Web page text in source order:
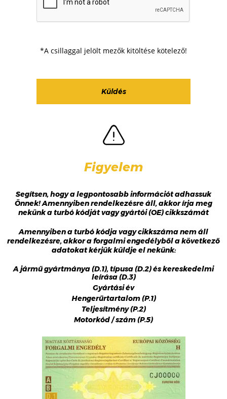
*A csillaggal jelölt mezők kitöltése kötelező!
Figyelem
Segítsen, hogy a legpontosabb információt adhassuk
Önnek! Amennyiben rendelkezésre áll, akkor írja meg
nekünk a turbó kódját vagy gyártói (OE) cikkszámát
Amennyiben a turbó kódja vagy cikkszáma nem áll
rendelkezésre, akkor a forgalmi engedélyből a következő
adatokat kérjük küldje el nekünk:
A jármű gyártmánya (D.1), típusa (D.2) és kereskedelmi
leírása (D.3)
Gyártási év
Hengerűrtartalom (P.1)
Teljesítmény (P.2)
Motorkód / szám (P.5)